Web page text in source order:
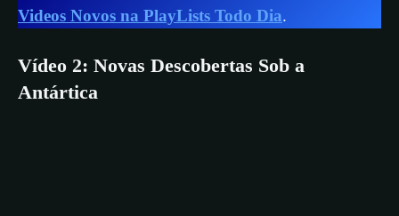
Videos Novos na PlayLists Todo Dia.
Vídeo 2: Novas Descobertas Sob a
Antártica